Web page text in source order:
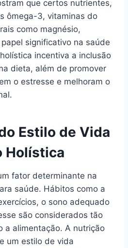
que certos nutrientes,
ômega-3, vitaminas do
como magnésio,
significativo na saúde
incentiva a inclusão
dieta, além de promover
o estresse e melhoram o
Estilo de Vida
Holística
fator determinante na
saúde. Hábitos como a
o sono adequado
são considerados tão
a alimentação. A nutrição
um estilo de vida